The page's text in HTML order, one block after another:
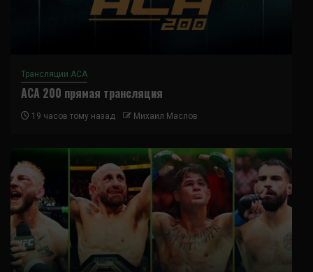
Трансляции ACA
ACA 200 прямая трансляция
19 часов тому назад Михаил Маслов